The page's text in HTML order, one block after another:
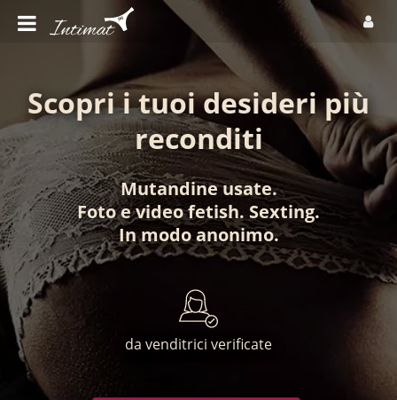
Scopri i tuoi desideri più
reconditi
Mutandine usate.
Fotoevideo fetish. Sexting.
In modo anonimo.
da venditrici verificate